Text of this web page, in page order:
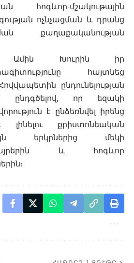
հոգևոր-մշակութային
ոչնչացման և դրանց
քաղաքականության
Ամին Խուրին իր
հայտնեց
ընդունելության
ընդգծելով, որ եզակի
է ընձեռնվել իրենց
լինելու քրիստոնեական
երկրներից մեկի
և հոգևոր